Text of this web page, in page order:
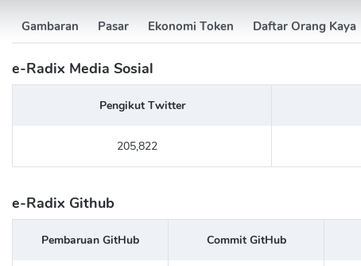
Gambaran Pasar Ekonomi Token Daftar Orang Kaya
e-Radix Media Sosial
Pengikut Twitter
205,822
e-Radix Github
Pembaruan GitHub Commit GitHub